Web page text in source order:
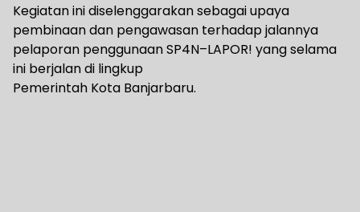
Kegiatan ini diselenggarakan sebagai upaya
pembinaan dan pengawasan terhadap jalannya
pelaporan penggunaan SP4N–LAPOR! yang selama
ini berjalan di lingkup
Pemerintah Kota Banjarbaru.